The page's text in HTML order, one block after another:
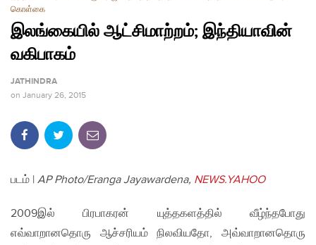
கொள்கை
இலங்கையில் ஆட்சிமாற்றம்; இந்தியாவின்
வகிபாகம்
JATHINDRA
on January 26, 2015
படம் | AP Photo/Eranga Jayawardena, NEWS.YAHOO
2009இல் பிரபாகரன் யுத்தகளத்தில் வீழ்ந்தபோது
எவ்வாறானதொரு ஆச்சரியம் நிலவியதோ, அவ்வாறானதொரு